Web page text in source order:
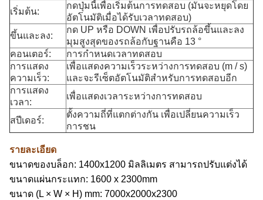
เริ่มต้น:
กดปุ่มนี้เพื่อเริ่มต้นการทดสอบ (มันจะหยุดโดย
อัตโนมัติเมื่อได้รับเวลาทดสอบ)
ขึ้นและลง:
กด UP หรือ DOWN เพื่อปรับรถล้อขึ้นและลง
มุมสูงสุดของรถล้อกับฐานคือ 13 °
คอนเตอร์:
การกําหนดเวลาทดสอบ
การแสดง
ความเร็ว:
เพื่อแสดงความเร็วระหว่างการทดสอบ (m / s)
และจะรีเซ็ตอัตโนมัติสําหรับการทดสอบอีก
การแสดง
เวลา:
เพื่อแสดงเวลาระหว่างการทดสอบ
สปีเดอร์:
ตั้งความถี่ที่แตกต่างกัน เพื่อเปลี่ยนความเร็ว
การชน
รายละเอียด
ขนาดของบล็อก: 1400x1200 มิลลิเมตร สามารถปรับแต่งได้
ขนาดแผ่นกระแทก: 1600 x 2300mm
ขนาด (L × W × H) mm: 7000x2000x2300